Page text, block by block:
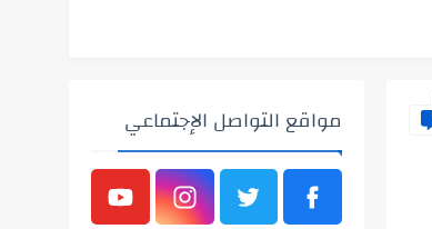
مواقع التواصل الإجتماعي